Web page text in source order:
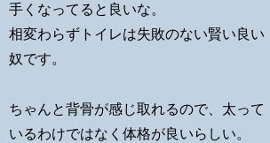
手くなってると良いな。
相変わらずトイレは失敗のない賢い良い
奴です。
ちゃんと背骨が感じ取れるので、太って
いるわけではなく体格が良いらしい。